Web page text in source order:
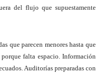
del flujo que supuestamente
que parecen menores hasta que
falta espacio. Información
Auditorías preparadas con